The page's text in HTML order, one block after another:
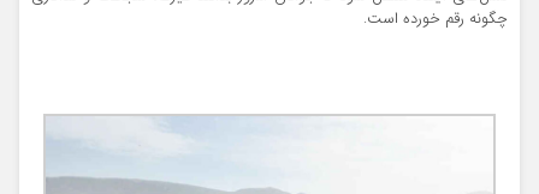
چگونه رقم خورده است.